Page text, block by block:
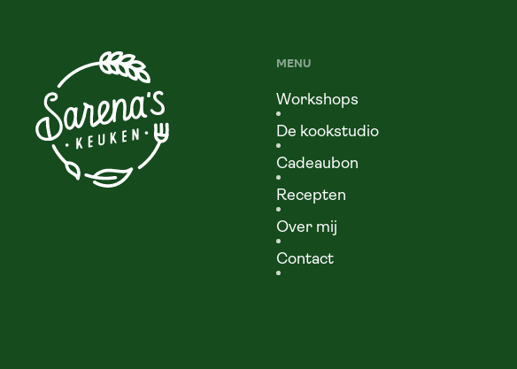
MENU
Workshops
De kookstudio
Cadeaubon
Recepten
Over mij
Contact